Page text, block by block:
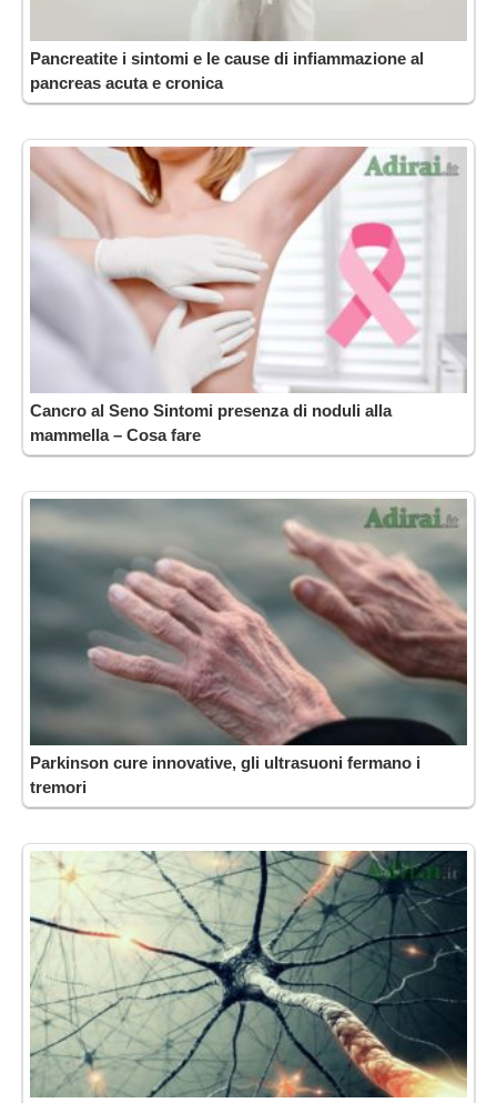
Pancreatite i sintomi e le cause di infiammazione al
pancreas acuta e cronica
Cancro al Seno Sintomi presenza di noduli alla
mammella – Cosa fare
Parkinson cure innovative, gli ultrasuoni fermano i
tremori